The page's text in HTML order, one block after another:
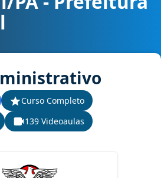
Curso Completo
139 Videoaulas